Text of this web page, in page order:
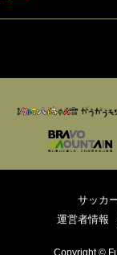
サッカ
運営者情報
Copyright ©